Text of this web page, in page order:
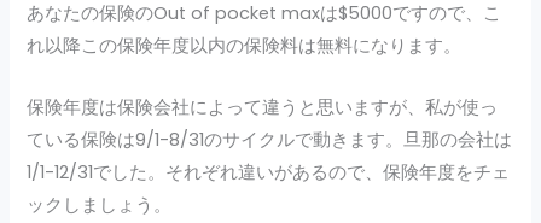
あなたの保険のOut of pocket maxは$5000ですので、こ
れ以降この保険年度以内の保険料は無料になります。
保険年度は保険会社によって違うと思いますが、私が使っ
ている保険は9/1-8/31のサイクルで動きます。旦那の会社は
1/1-12/31でした。それぞれ違いがあるので、保険年度をチェ
ックしましょう。